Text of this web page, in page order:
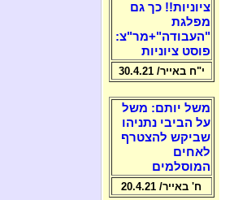
ציוניות!! כך גם
מפלגת
"העבודה"+מר"צ:
פוסט ציוניות
י"ח באייר/ 30.4.21
משל יותם: משל
על הביבי נתניהו
שביקש להצטרף
לאחים
המוסלמים
ח' באייר/ 20.4.21